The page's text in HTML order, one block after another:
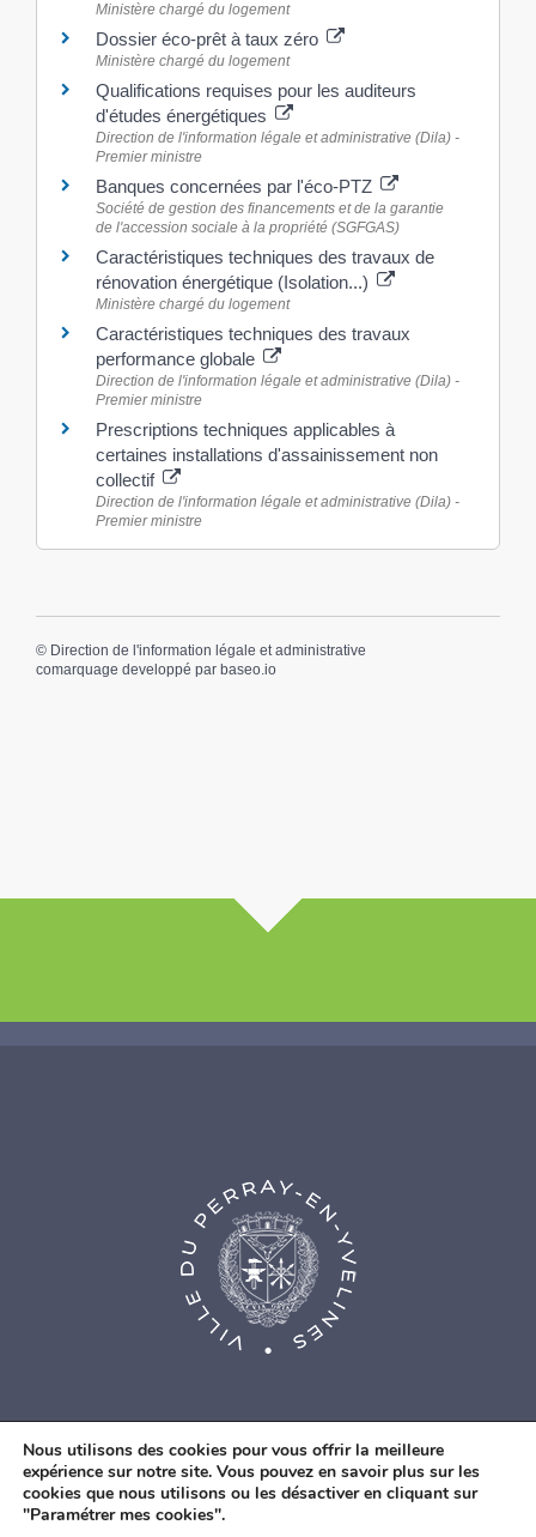
Ministère chargé du logement
Dossier éco-prêt à taux zéro
Ministère chargé du logement
Qualifications requises pour les auditeurs
d'études énergétiques
Direction de l'information légale et administrative (Dila) -
Premier ministre
Banques concernées par l'éco-PTZ
Société de gestion des financements et de la garantie
de l'accession sociale à la propriété (SGFGAS)
Caractéristiques techniques des travaux de
rénovation énergétique (Isolation...)
Ministère chargé du logement
Caractéristiques techniques des travaux
performance globale
Direction de l'information légale et administrative (Dila) -
Premier ministre
Prescriptions techniques applicables à
certaines installations d'assainissement non
collectif
Direction de l'information légale et administrative (Dila) -
Premier ministre
© Direction de l'information légale et administrative
comarquage developpé par baseo.io
© Agence Web Fidesio|Mentions légales|Politique de
Nous utilisons des cookies pour vous offrir la meilleure
expérience sur notre site. Vous pouvez en savoir plus sur les
cookies que nous utilisons ou les désactiver en cliquant sur
"Paramétrer mes cookies".